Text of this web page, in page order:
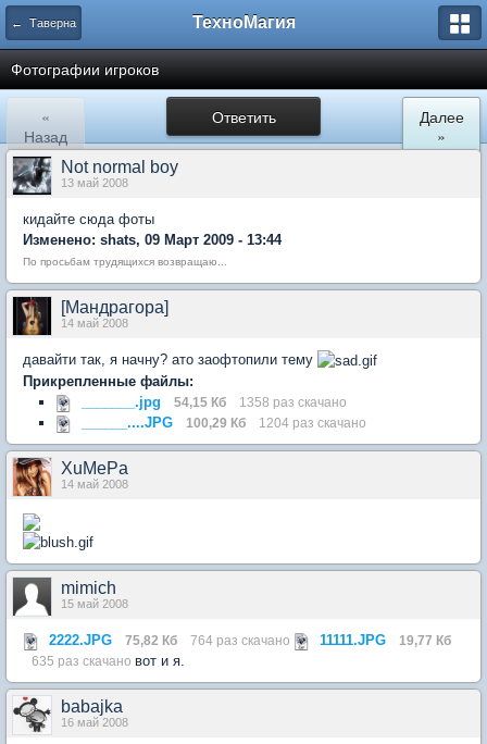
← Таверна ТехноМагия
Фотографии игроков
Ответить
«
Назад
Далее
»
Not normal boy
13 май 2008
кидайте сюда фоты
Изменено: shats, 09 Март 2009 - 13:44
По просьбам трудящихся возвращаю...
[Мандрагора]
14 май 2008
давайти так, я начну? ато заофтопили тему
Прикрепленные файлы:
_______.jpg
54,15 Кб 1358 раз скачано
______....JPG 100,29 Кб 1204 раз скачано
XuMePa
14 май 2008
mimich
15 май 2008
2222.JPG 75,82 Кб 764 раз скачано 11111.JPG
19,77 Кб
635 раз скачано вот и я.
babajka
16 май 2008